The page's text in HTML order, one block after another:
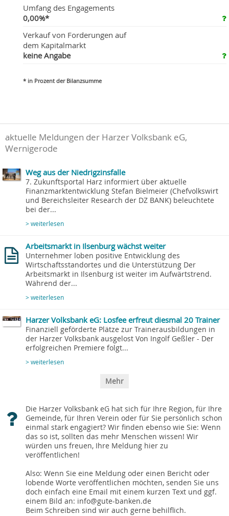
Umfang des Engagements
0,00%*
Verkauf von Forderungen auf
dem Kapitalmarkt
keine Angabe
* in Prozent der Bilanzsumme
aktuelle Meldungen der Harzer Volksbank eG,
Wernigerode
Weg aus der Niedrigzinsfalle
7. Zukunftsportal Harz informiert über aktuelle
Finanzmarktentwicklung Stefan Bielmeier (Chefvolkswirt
und Bereichsleiter Research der DZ BANK) beleuchtete
bei der...
> weiterlesen
Arbeitsmarkt in Ilsenburg wächst weiter
Unternehmer loben positive Entwicklung des
Wirtschaftsstandortes und die Unterstützung Der
Arbeitsmarkt in Ilsenburg ist weiter im Aufwärtstrend.
Während der...
> weiterlesen
Harzer Volksbank eG: Losfee erfreut diesmal 20 Trainer
Finanziell geförderte Plätze zur Trainerausbildungen in
der Harzer Volksbank ausgelost Von Ingolf Geßler - Der
erfolgreichen Premiere folgt...
> weiterlesen
Mehr
Die Harzer Volksbank eG hat sich für Ihre Region, für Ihre
Gemeinde, für Ihren Verein oder für Sie persönlich schon
einmal stark engagiert? Wir finden ebenso wie Sie: Wenn
das so ist, sollten das mehr Menschen wissen! Wir
würden uns freuen, Ihre Meldung hier zu
veröffentlichen!
Also: Wenn Sie eine Meldung oder einen Bericht oder
lobende Worte veröffentlichen möchten, senden Sie uns
doch einfach eine Email mit einem kurzen Text und ggf.
einem Bild an: info@gute-banken.de
Beim Schreiben sind wir auch gerne behilflich.